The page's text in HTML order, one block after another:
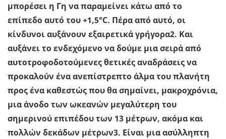
μπορέσει η Γη να παραμείνει κάτω από το
επίπεδο αυτό του +1,5°C. Πέρα από αυτό, οι
κίνδυνοι αυξάνουν εξαιρετικά γρήγορα2. Και
αυξάνει το ενδεχόμενο να δούμε μια σειρά από
αυτοτροφοδοτούμενες θετικές αναδράσεις να
προκαλούν ένα ανεπίστρεπτο άλμα του πλανήτη
προς ένα καθεστώς που θα σημαίνει, μακροχρόνια,
μια άνοδο των ωκεανών μεγαλύτερη του
σημερινού επιπέδου των 13 μέτρων, ακόμα και
πολλών δεκάδων μέτρων3. Είναι μια ασύλληπτη